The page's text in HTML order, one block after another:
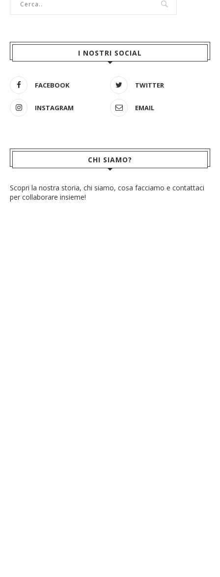
I NOSTRI SOCIAL
FACEBOOK TWITTER
INSTAGRAM EMAIL
CHI SIAMO?
Scopri la nostra storia, chi siamo, cosa facciamo e contattaci
per collaborare insieme!